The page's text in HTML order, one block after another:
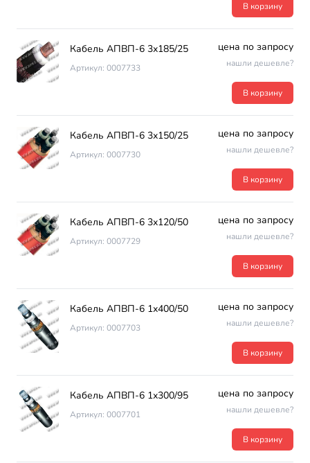
В корзину
Кабель АПВП-6 3х185/25
Артикул: 0007733
цена по запросу
нашли дешевле?
В корзину
Кабель АПВП-6 3х150/25
Артикул: 0007730
цена по запросу
нашли дешевле?
В корзину
Кабель АПВП-6 3х120/50
Артикул: 0007729
цена по запросу
нашли дешевле?
В корзину
Кабель АПВП-6 1х400/50
Артикул: 0007703
цена по запросу
нашли дешевле?
В корзину
Кабель АПВП-6 1х300/95
Артикул: 0007701
цена по запросу
нашли дешевле?
В корзину